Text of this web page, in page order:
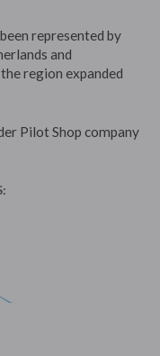
represented by
and
region expanded
Pilot Shop company